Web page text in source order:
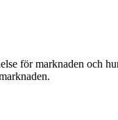
för marknaden och